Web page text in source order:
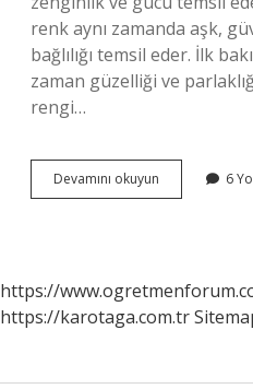
renk aynı zamanda aşk,
bağlılığı temsil eder. İlk
zaman güzelliği ve
rengi…
Devamını okuyun
rengi
6
https://
https://karotaga.com.tr